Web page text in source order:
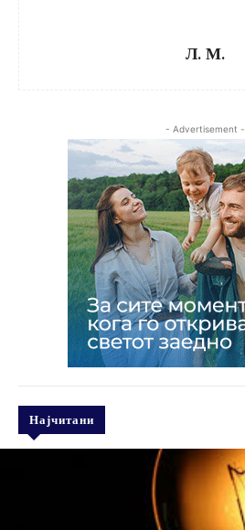
Л. М.
- Advertisement -
Најчитани